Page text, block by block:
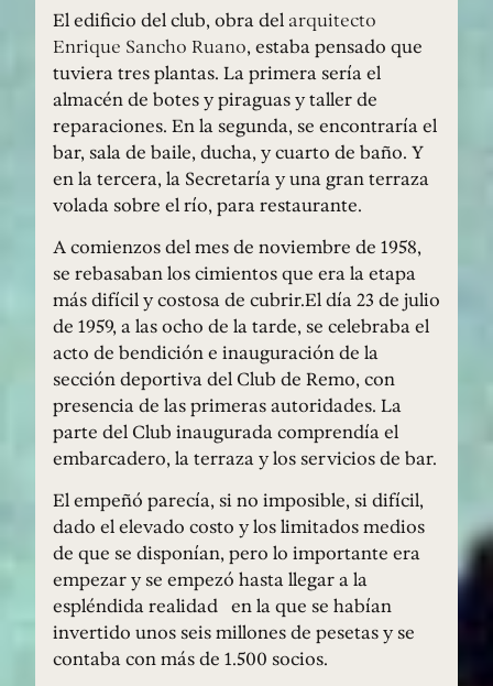
El edificio del club, obra del arquitecto
Enrique Sancho Ruano, estaba pensado que
tuviera tres plantas. La primera sería el
almacén de botes y piraguas y taller de
reparaciones. En la segunda, se encontraría el
bar, sala de baile, ducha, y cuarto de baño. Y
en la tercera, la Secretaría y una gran terraza
volada sobre el río, para restaurante.
A comienzos del mes de noviembre de 1958,
se rebasaban los cimientos que era la etapa
más difícil y costosa de cubrir.El día 23 de julio
de 1959, a las ocho de la tarde, se celebraba el
acto de bendición e inauguración de la
sección deportiva del Club de Remo, con
presencia de las primeras autoridades. La
parte del Club inaugurada comprendía el
embarcadero, la terraza y los servicios de bar.
El empeñó parecía, si no imposible, si difícil,
dado el elevado costo y los limitados medios
de que se disponían, pero lo importante era
empezar y se empezó hasta llegar a la
espléndida realidad en la que se habían
invertido unos seis millones de pesetas y se
contaba con más de 1.500 socios.